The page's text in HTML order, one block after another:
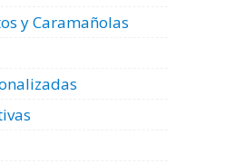
y Caramañolas